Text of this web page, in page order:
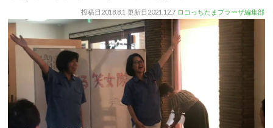
投稿日 2018.8.1 更新日 2021.12.7 ロコっちたまプラーザ編集部